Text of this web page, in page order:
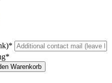
Warenkorb